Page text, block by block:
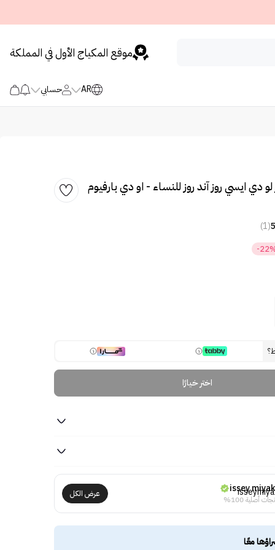
موقع المكياج الأول في المملكة
AR حسابي
دي ايسي روز آند روز للنساء - او دي بارفيوم
5
(1)
-
اختر خيارًا
issey
أصلية 100%
عرض الكل
معًا